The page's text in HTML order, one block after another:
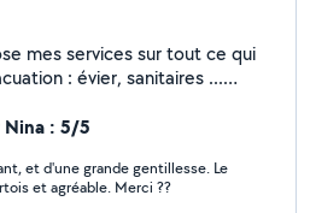
mes services sur tout ce qui
: évier, sanitaires ...
Nina : 5/5
et d'une grande gentillesse. Le
et agréable. Merci ??